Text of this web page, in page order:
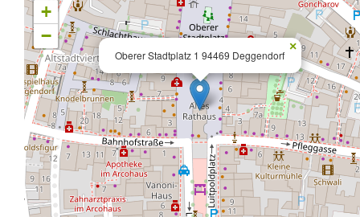
Oberer Stadtplatz 1 94469 Deggendorf
×
+
−